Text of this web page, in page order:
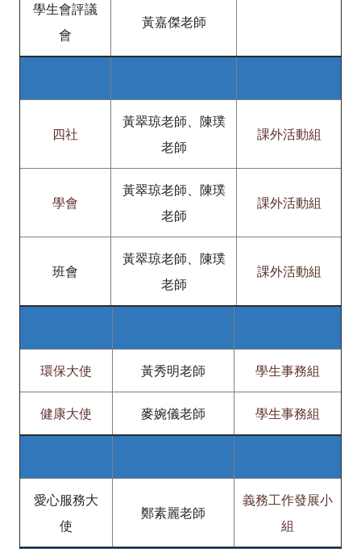
學生會評議
會
黃嘉傑老師
四社
黃翠琼老師、陳璞
老師
課外活動組
學會
黃翠琼老師、陳璞
老師
課外活動組
班會
黃翠琼老師、陳璞
老師
課外活動組
環保大使 黃秀明老師 學生事務組
健康大使 麥婉儀老師 學生事務組
愛心服務大
使
鄭素麗老師
義務工作發展小
組